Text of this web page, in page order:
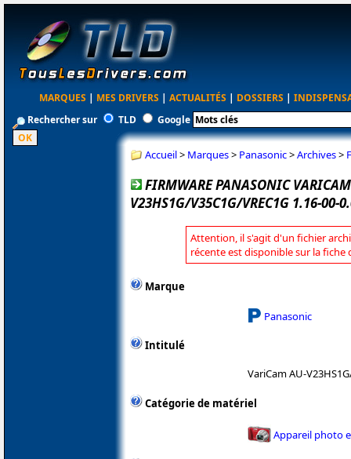
MARQUES | MES DRIVERS | ACTUALITÉS | DOSSIERS |
Rechercher sur
TLD Google
Accueil> Marques> Panasonic>Archives>
FIRMWARE PANASONIC
V23HS1G/V35C1G/VREC1G 1.16-00-
Attention, il s'agit d'un fichier
récente est disponible sur la fiche
Marque
Panasonic
Intitulé
VariCam AU-
Catégorie de matériel
Appareil photo